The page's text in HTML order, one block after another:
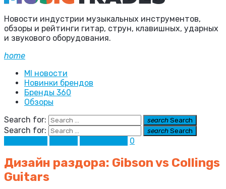
Новости индустрии музыкальных инструментов,
обзоры и рейтинги гитар, струн, клавишных, ударных
и звукового оборудования.
home
MI новости
Новинки брендов
Бренды 360
Обзоры
Search for:
search Search
Search for: search Search
0
Дизайн раздора: Gibson vs Collings
Guitars